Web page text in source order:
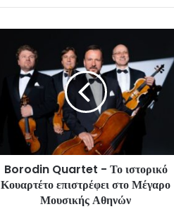
Borodin Quartet - Το ιστορικό
Κουαρτέτο επιστρέφει στο Μέγαρο
Μουσικής Αθηνών